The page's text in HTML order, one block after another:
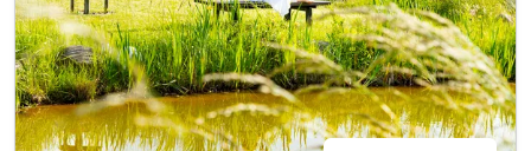
1 x Vitaminbombenkorb im Zimmer
inkl. Nutzung unserer SPA-Landschaft und Außenpool
inkl. W-LAN-Nutzung